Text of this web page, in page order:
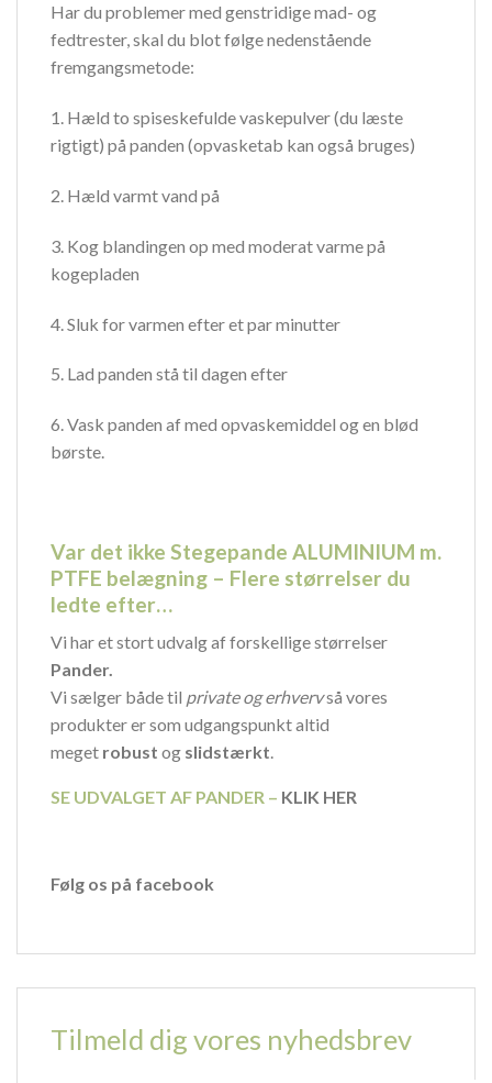
Har du problemer med genstridige mad- og
fedtrester, skal du blot følge nedenstående
fremgangsmetode:
1. Hæld to spiseskefulde vaskepulver (du læste
rigtigt) på panden (opvasketab kan også bruges)
2. Hæld varmt vand på
3. Kog blandingen op med moderat varme på
kogepladen
4. Sluk for varmen efter et par minutter
5. Lad panden stå til dagen efter
6. Vask panden af med opvaskemiddel og en blød
børste.
Var det ikke Stegepande ALUMINIUM m.
PTFE belægning – Flere størrelser du
ledte efter…
Vi har et stort udvalg af forskellige størrelser
Pander.
Vi sælger både til private og erhvervså vores
produkter er som udgangspunkt altid
meget robust og slidstærkt.
SE UDVALGET AF PANDER – KLIK HER
Følg os på facebook
Tilmeld dig vores nyhedsbrev